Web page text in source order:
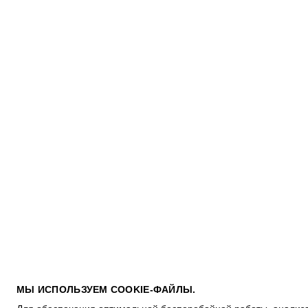
МЫ ИСПОЛЬЗУЕМ COOKIE-ФАЙЛЫ.
ПОКУПАТЕЛЯМ